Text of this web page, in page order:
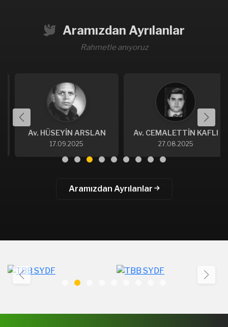
Aramızdan Ayrılanlar
Rahmetle anıyoruz
Av. HÜSEYİN ARSLAN
17.09.2025
Av. CEMALETTİN KAFLI
27.08.2025
Aramızdan Ayrılanlar